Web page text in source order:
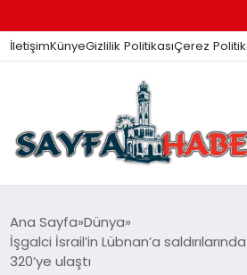
İletişimKünyeGizlilik PolitikasıÇerez
ANA SAYFA
Ana Sayfa Dünya
İşgalci İsrail’in Lübnan’a
320’ye ulaştı